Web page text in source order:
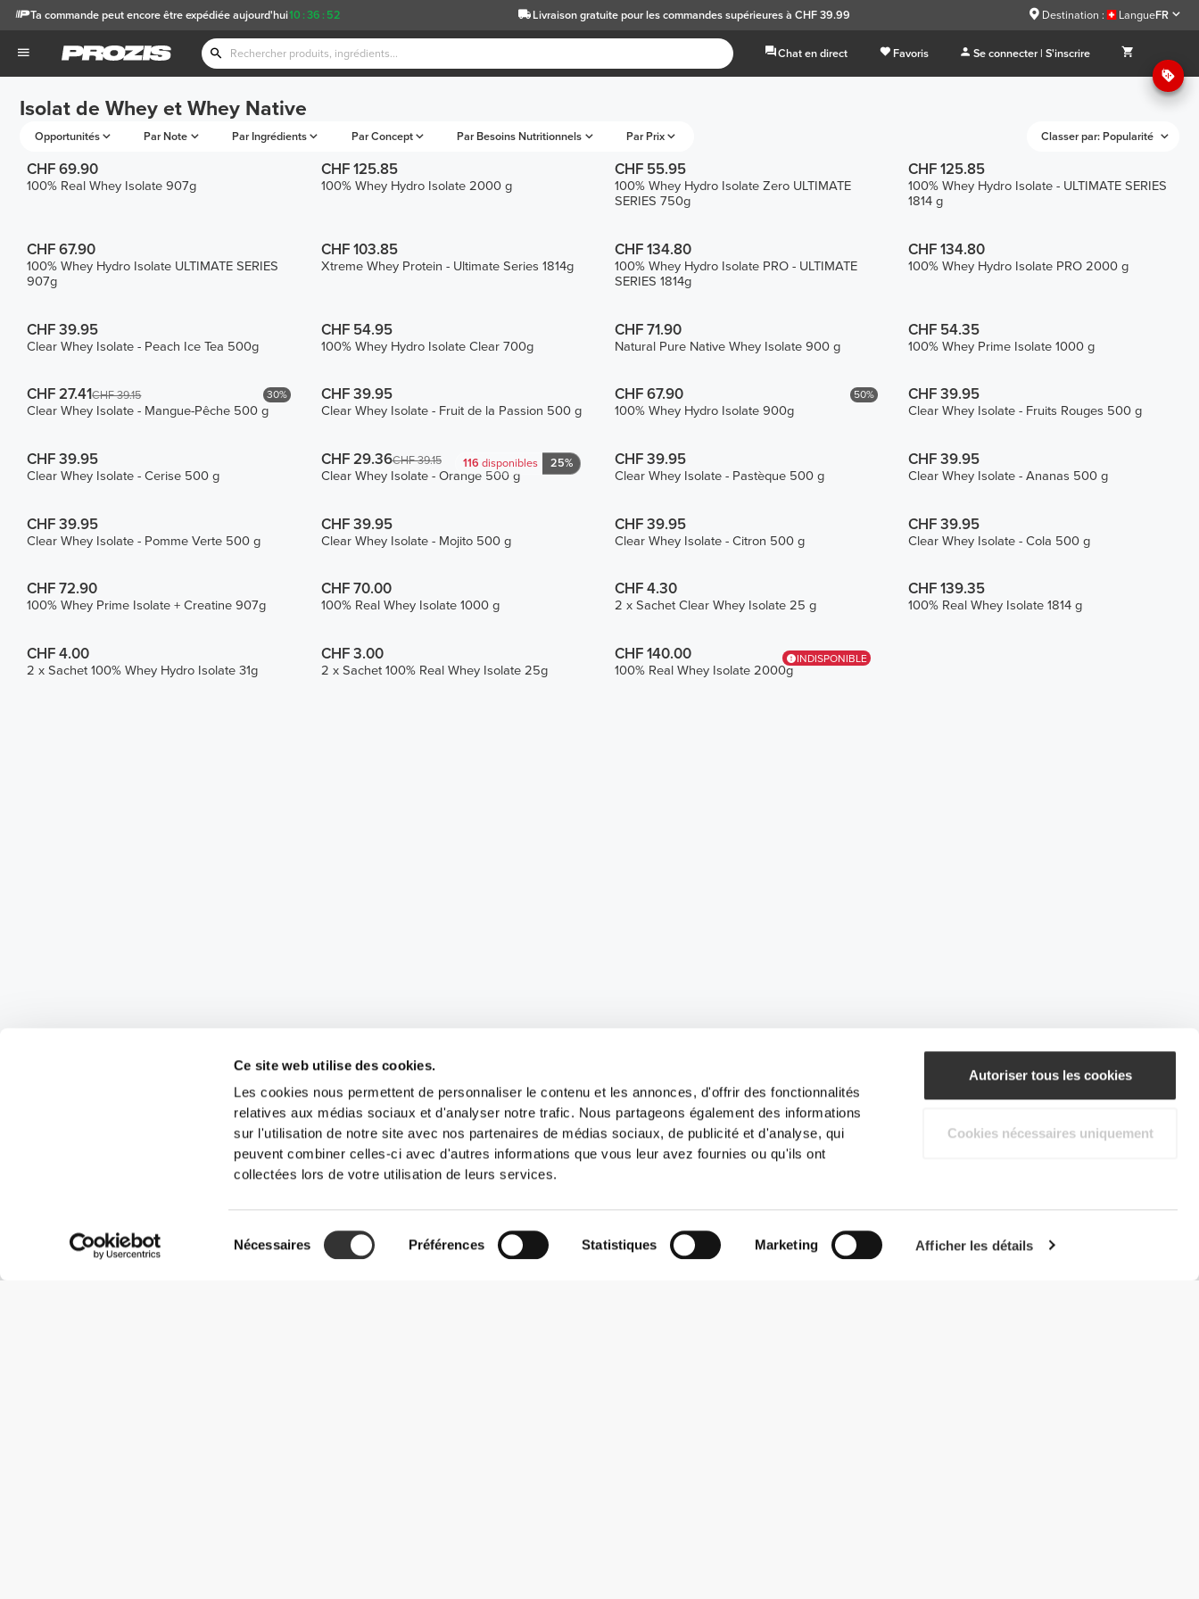
Ce site web utilise des cookies.
Les cookies nous permettent de personnaliser le contenu et les annonces, d'offrir des fonctionnalités
relatives aux médias sociaux et d'analyser notre trafic. Nous partageons également des informations
sur l'utilisation de notre site avec nos partenaires de médias sociaux, de publicité et d'analyse, qui
peuvent combiner celles-ci avec d'autres informations que vous leur avez fournies ou qu'ils ont
collectées lors de votre utilisation de leurs services.
du
Nécessaires Préférences Statistiques Marketing Afficher les détails
Autoriser tous les cookies
Cookies nécessaires uniquement
10 :36 : 52
Ta commande peut encore être expédiée aujourd'hui Livraison gratuitepour les commandes supérieures à CHF 39.99 Destination : LangueFR
Chat en direct Favoris Se connecter | S'inscrire
Isolat de Whey et Whey Native
Opportunités Par Note Par Ingrédients Par Concept Par Besoins Nutritionnels Par Prix Classer par: Popularité
CHF 69.90
100% Real Whey Isolate 907g
CHF 125.85
100% Whey Hydro Isolate 2000 g
CHF 55.95
100% Whey Hydro Isolate Zero ULTIMATE
SERIES 750g
CHF 125.85
100% Whey Hydro Isolate - ULTIMATE SERIES
1814 g
CHF 67.90
100% Whey Hydro Isolate ULTIMATE SERIES
907g
CHF 103.85
Xtreme Whey Protein - Ultimate Series 1814g
CHF 134.80
100% Whey Hydro Isolate PRO - ULTIMATE
SERIES 1814g
CHF 134.80
100% Whey Hydro Isolate PRO 2000 g
CHF 39.95
Clear Whey Isolate - Peach Ice Tea 500g
CHF 54.95
100% Whey Hydro Isolate Clear 700g
CHF 71.90
Natural Pure Native Whey Isolate 900 g
CHF 54.35
100% Whey Prime Isolate 1000 g
CHF 27.41CHF 39.15 30%
Clear Whey Isolate - Mangue-Pêche 500 g
CHF 39.95
Clear Whey Isolate - Fruit de la Passion 500 g
CHF 67.90 50%
100% Whey Hydro Isolate 900g
CHF 39.95
Clear Whey Isolate - Fruits Rouges 500 g
CHF 39.95
Clear Whey Isolate - Cerise 500 g
116disponibles 25%
CHF 29.36CHF 39.15
Clear Whey Isolate - Orange 500 g
CHF 39.95
Clear Whey Isolate - Pastèque 500 g
CHF 39.95
Clear Whey Isolate - Ananas 500 g
CHF 39.95
Clear Whey Isolate - Pomme Verte 500 g
CHF 39.95
Clear Whey Isolate - Mojito 500 g
CHF 39.95
Clear Whey Isolate - Citron 500 g
CHF 39.95
Clear Whey Isolate - Cola 500 g
CHF 72.90
100% Whey Prime Isolate + Creatine 907g
CHF 70.00
100% Real Whey Isolate 1000 g
CHF 4.30
2 x Sachet Clear Whey Isolate 25 g
CHF 139.35
100% Real Whey Isolate 1814 g
CHF 4.00
2 x Sachet 100% Whey Hydro Isolate 31g
CHF 3.00
2 x Sachet 100% Real Whey Isolate 25g
INDISPONIBLE
CHF 140.00
100% Real Whey Isolate 2000g